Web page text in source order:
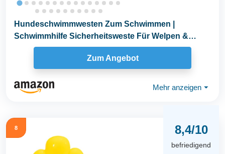
Hundeschwimmwesten Zum Schwimmen |
Schwimmhilfe Sicherheitsweste Für Welpen &
Hunde,Verstellbare...
Zum Angebot
Mehr anzeigen ⏷
8 8,4/10
befriedigend